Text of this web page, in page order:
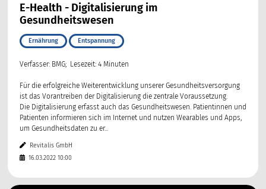
E-Health - Digitalisierung im
Gesundheitswesen
Ernährung Entspannung
Verfasser: BMG; Lesezeit: 4 Minuten
Für die erfolgreiche Weiterentwicklung unserer Gesundheitsversorgung
ist das Vorantreiben der Digitalisierung die zentrale Voraussetzung.
Die Digitalisierung erfasst auch das Gesundheitswesen. Patientinnen und
Patienten informieren sich im Internet und nutzen Wearables und Apps,
um Gesundheitsdaten zu er...
Revitalis GmbH
16.03.2022 10:00